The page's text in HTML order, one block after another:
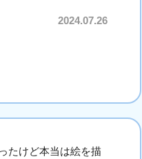
2024.07.26
たけど本当は絵を描